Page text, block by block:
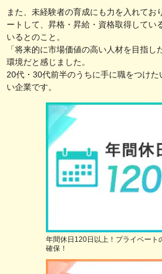
市中区、名古屋市昭和区、名古屋市瑞穂
屋市中川区、名古屋市港区、名古屋市南
屋市緑区、名古屋市名東区、名古屋市天
宮市、瀬戸市、半田市、春日井市、豊川
市、豊田市、安城市、西尾市、蒲郡市
小牧市、稲沢市、新城市、東海市、大府
旭市、高浜市、岩倉市、豊明市、日進市
市、北名古屋市、弥富市、みよし市、あ
郷町、西春日井郡豊山町、丹羽郡大口町
治町、海部郡蟹江町、海部郡飛島村、知
町、知多郡南知多町、知多郡美浜町、知
町、北設楽郡設楽町、北設楽郡東栄町、
、岩手県 、 宮城県、秋田
栃木県、群馬県、 新潟県、
、福井県 静岡県、 岐
、和歌山県
沖縄県
また、未経験者の育成にも力を入れてお
ートして、昇格・昇給・資格取得してい
いるとのこと。
「将来的に市場価値の高い人材を目指
環境だと感じました。
20代・30代前半のうちに手に職をつけ
い企業です。
年間休日120日以上！プライベート
確保！